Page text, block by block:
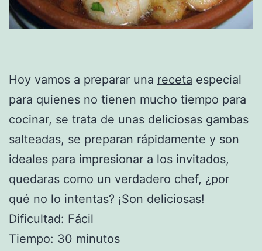
Hoy vamos a preparar una receta especial
para quienes no tienen mucho tiempo para
cocinar, se trata de unas deliciosas gambas
salteadas, se preparan rápidamente y son
ideales para impresionar a los invitados,
quedaras como un verdadero chef, ¿por
qué no lo intentas? ¡Son deliciosas!
Dificultad: Fácil
Tiempo: 30 minutos